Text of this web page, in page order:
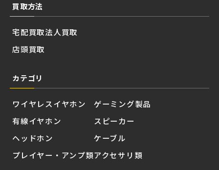
買取方法
宅配買取
店頭買取
法人買取
カテゴリ
ワイヤレスイヤホン
有線イヤホン
ヘッドホン
プレイヤー・アンプ類
ゲーミング製品
スピーカー
ケーブル
アクセサリ類